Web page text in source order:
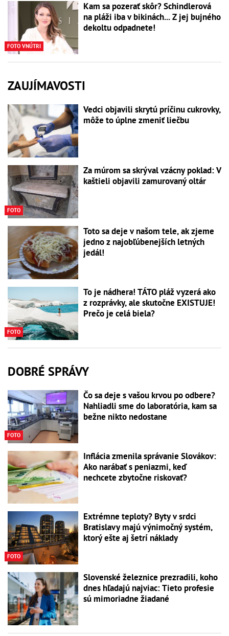
FOTO VNÚTRI
Kam sa pozerať skôr? Schindlerová
na pláži iba v bikinách... Z jej bujného
dekoltu odpadnete!
ZAUJÍMAVOSTI
Vedci objavili skrytú príčinu cukrovky,
môže to úplne zmeniť liečbu
FOTO
Za múrom sa skrýval vzácny poklad: V
kaštieli objavili zamurovaný oltár
Toto sa deje v našom tele, ak zjeme
jedno z najobľúbenejších letných
jedál!
FOTO
To je nádhera! TÁTO pláž vyzerá ako
z rozprávky, ale skutočne EXISTUJE!
Prečo je celá biela?
DOBRÉ SPRÁVY
FOTO
Čo sa deje s vašou krvou po odbere?
Nahliadli sme do laboratória, kam sa
bežne nikto nedostane
Inflácia zmenila správanie Slovákov:
Ako narábať s peniazmi, keď
nechcete zbytočne riskovať?
FOTO
Extrémne teploty? Byty v srdci
Bratislavy majú výnimočný systém,
ktorý ešte aj šetrí náklady
Slovenské železnice prezradili, koho
dnes hľadajú najviac: Tieto profesie
sú mimoriadne žiadané